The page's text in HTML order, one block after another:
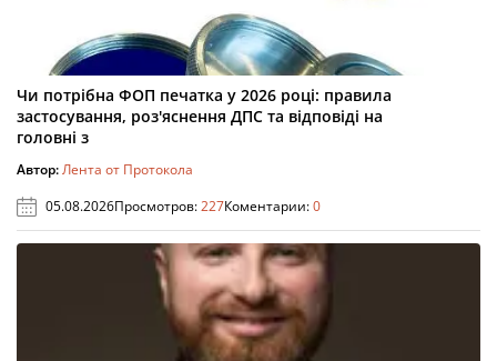
Чи потрібна ФОП печатка у 2026 році: правила
застосування, роз'яснення ДПС та відповіді на
головні з
Автор:Лента от Протокола
05.08.2026Просмотров:227Коментарии:0